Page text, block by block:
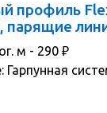
профиль
парящие
м - 290 ₽
Гарпунная